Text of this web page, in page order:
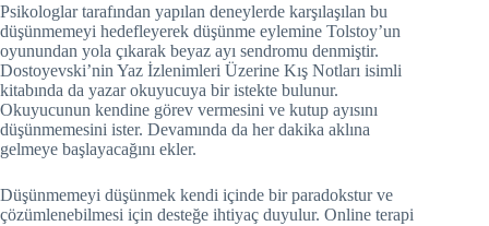
Psikologlar tarafından yapılan deneylerde karşılaşılan bu
düşünmemeyi hedefleyerek düşünme eylemine Tolstoy’un
oyunundan yola çıkarak beyaz ayı sendromu denmiştir.
Dostoyevski’nin Yaz İzlenimleri Üzerine Kış Notları isimli
kitabında da yazar okuyucuya bir istekte bulunur.
Okuyucunun kendine görev vermesini ve kutup ayısını
düşünmemesini ister. Devamında da her dakika aklına
gelmeye başlayacağını ekler.
Düşünmemeyi düşünmek kendi içinde bir paradokstur ve
çözümlenebilmesi için desteğe ihtiyaç duyulur. Online terapi